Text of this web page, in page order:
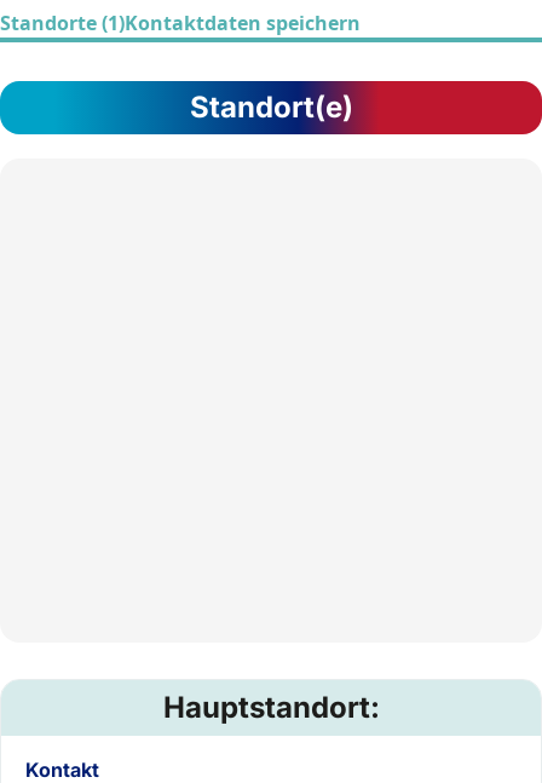
Standorte (1)Kontaktdaten speichern
Standort(e)
Hauptstandort:
Kontakt